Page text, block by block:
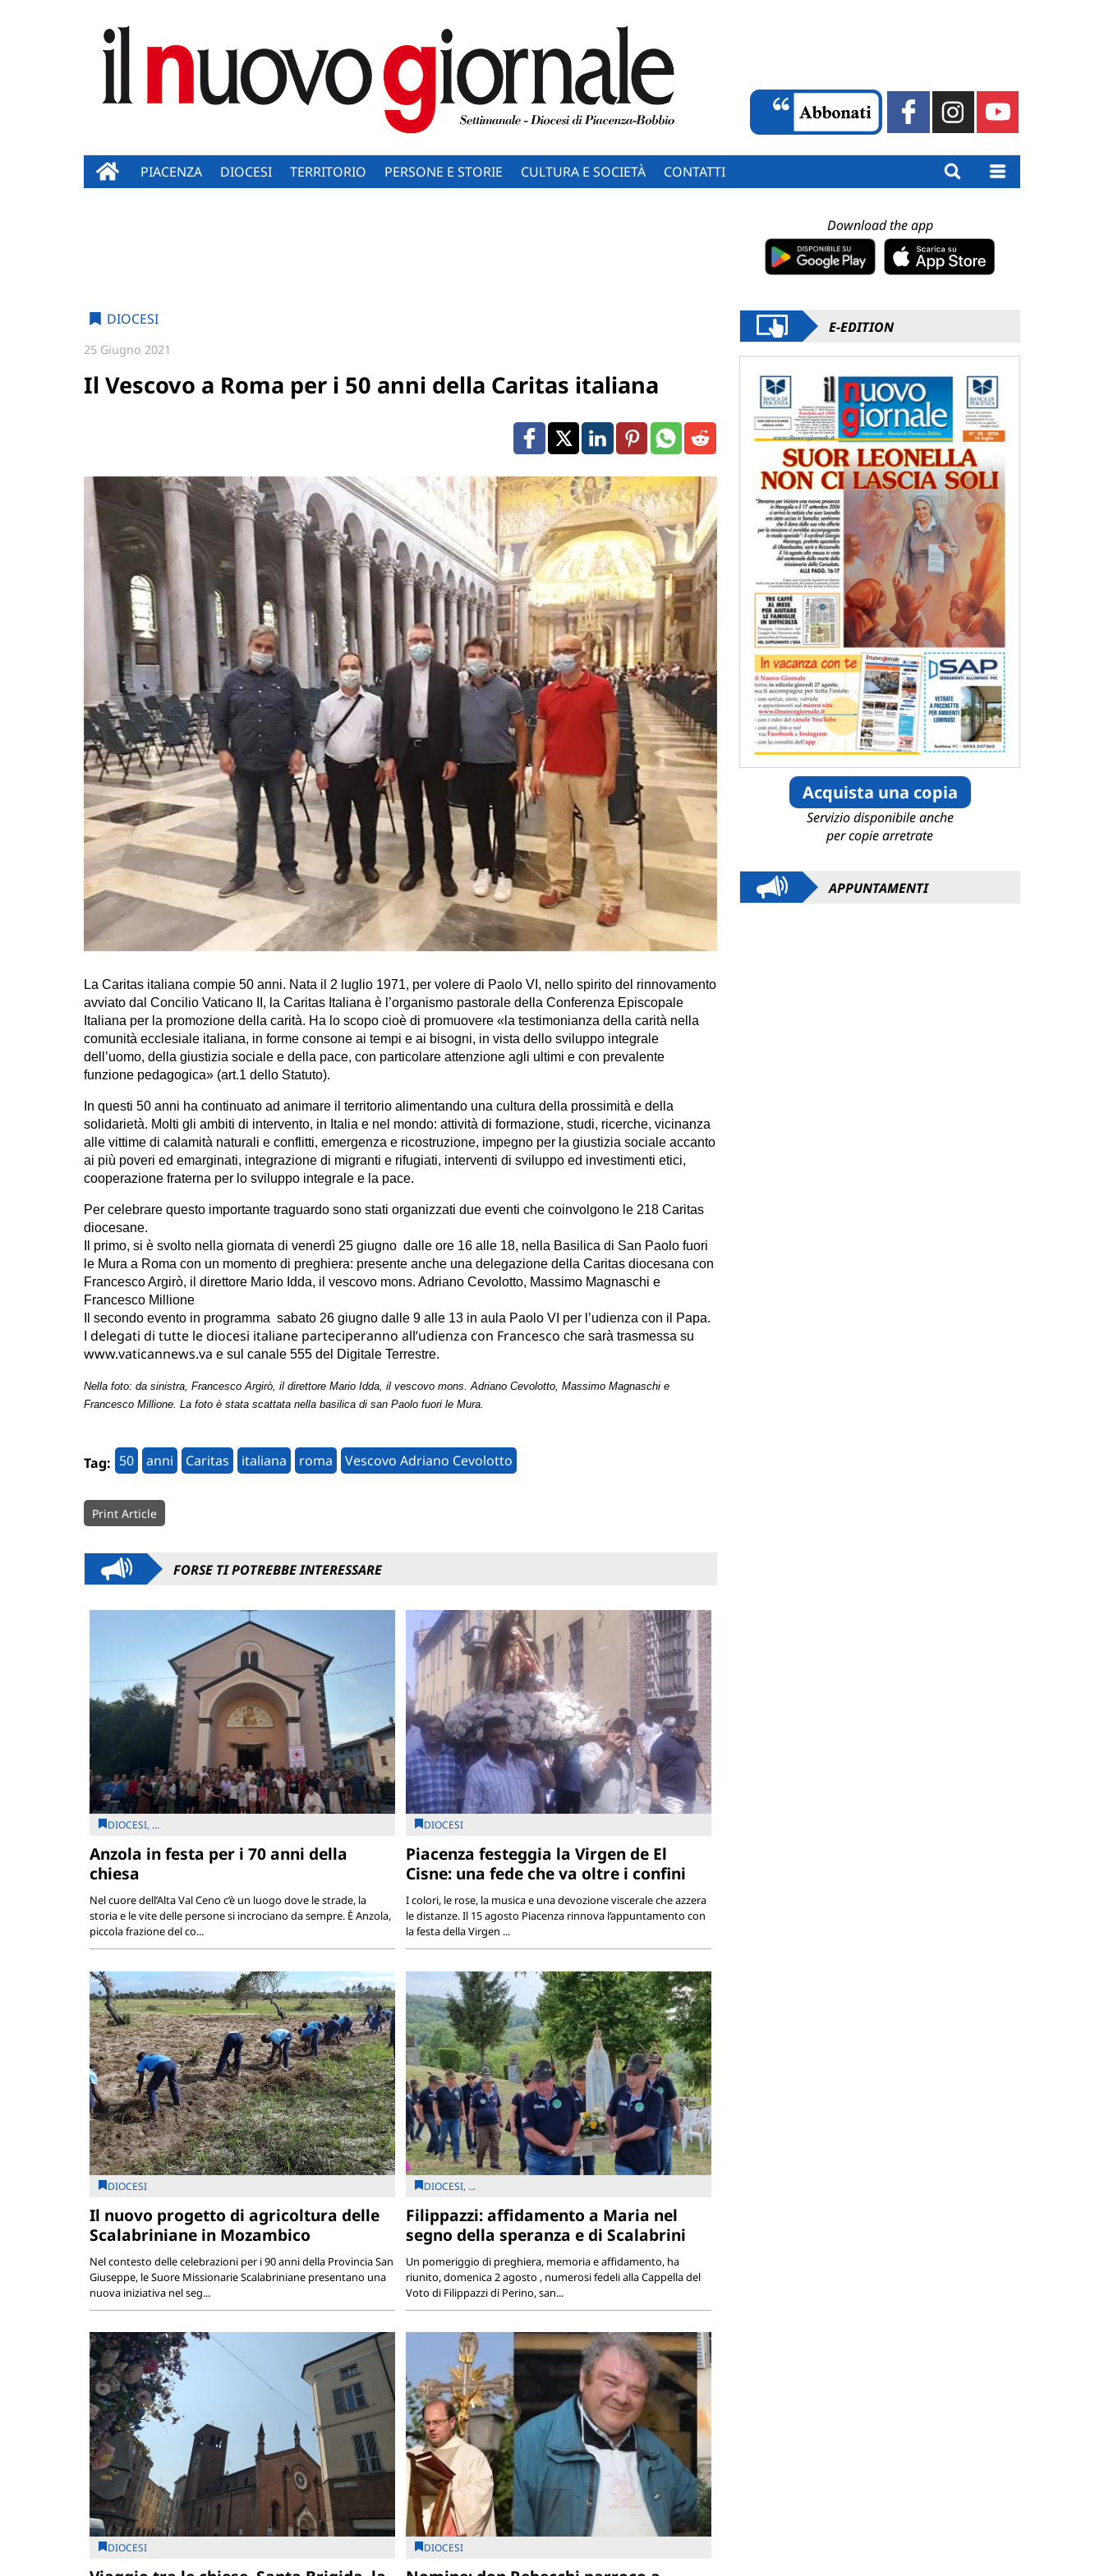
PIACENZA DIOCESI TERRITORIO PERSONE E STORIE CULTURA E SOCIETÀ CONTATTI
DIOCESI
25 Giugno 2021
Il Vescovo a Roma per i 50 anni della Caritas italiana
La Caritas italiana compie 50 anni. Nata il 2 luglio 1971, per volere di Paolo VI, nello spirito del rinnovamento
avviato dal Concilio Vaticano II, la Caritas Italiana è l’organismo pastorale della Conferenza Episcopale
Italiana per la promozione della carità. Ha lo scopo cioè di promuovere «la testimonianza della carità nella
comunità ecclesiale italiana, in forme consone ai tempi e ai bisogni, in vista dello sviluppo integrale
dell’uomo, della giustizia sociale e della pace, con particolare attenzione agli ultimi e con prevalente
funzione pedagogica» (art.1 dello Statuto).
In questi 50 anni ha continuato ad animare il territorio alimentando una cultura della prossimità e della
solidarietà. Molti gli ambiti di intervento, in Italia e nel mondo: attività di formazione, studi, ricerche, vicinanza
alle vittime di calamità naturali e conflitti, emergenza e ricostruzione, impegno per la giustizia sociale accanto
ai più poveri ed emarginati, integrazione di migranti e rifugiati, interventi di sviluppo ed investimenti etici,
cooperazione fraterna per lo sviluppo integrale e la pace.
Per celebrare questo importante traguardo sono stati organizzati due eventi che coinvolgono le 218 Caritas
diocesane.
Il primo, si è svolto nella giornata di venerdì 25 giugno dalle ore 16 alle 18, nella Basilica di San Paolo fuori
le Mura a Roma con un momento di preghiera: presente anche una delegazione della Caritas diocesana con
Francesco Argirò, il direttore Mario Idda, il vescovo mons. Adriano Cevolotto, Massimo Magnaschi e
Francesco Millione
Il secondo evento in programma sabato 26 giugno dalle 9 alle 13 in aula Paolo VI per l’udienza con il Papa.
delegati di tutte le diocesi italiane parteciperanno all’udienza con Francesco che sarà trasmessa su
www.vaticannews.va e sul canale 555 del Digitale Terrestre.
Nella foto: da sinistra, Francesco Argirò, il direttore Mario Idda, il vescovo mons. Adriano Cevolotto, Massimo Magnaschi e
Francesco Millione. La foto è stata scattata nella basilica di san Paolo fuori le Mura.
Tag: 50 anni Caritas italiana roma Vescovo Adriano Cevolotto
Print Article
FORSE TI POTREBBE INTERESSARE
DIOCESI, ...
Anzola in festa per i 70 anni della
chiesa
Nel cuore dell’Alta Val Ceno c’è un luogo dove le strade, la
storia e le vite delle persone si incrociano da sempre. È Anzola,
piccola frazione del co...
DIOCESI
Piacenza festeggia la Virgen de El
Cisne: una fede che va oltre i confini
I colori, le rose, la musica e una devozione viscerale che azzera
le distanze. Il 15 agosto Piacenza rinnova l’appuntamento con
la festa della Virgen ...
DIOCESI
Il nuovo progetto di agricoltura delle
Scalabriniane in Mozambico
Nel contesto delle celebrazioni per i 90 anni della Provincia San
Giuseppe, le Suore Missionarie Scalabriniane presentano una
nuova iniziativa nel seg...
DIOCESI, ...
Filippazzi: affidamento a Maria nel
segno della speranza e di Scalabrini
Un pomeriggio di preghiera, memoria e affidamento, ha
riunito, domenica 2 agosto , numerosi fedeli alla Cappella del
Voto di Filippazzi di Perino, san...
DIOCESI DIOCESI
Download the app
E-EDITION
Acquista una copia
Servizio disponibile anche
per copie arretrate
APPUNTAMENTI